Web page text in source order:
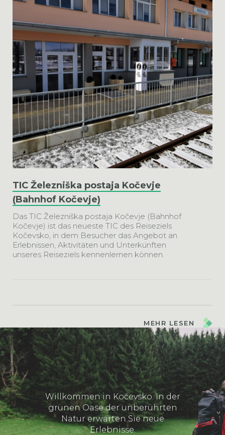
TIC Železniška postaja Kočevje
(Bahnhof Kočevje)
Das TIC Železniška postaja Kočevje (Bahnhof
Kočevje) ist das neueste TIC des Reiseziels
Kočevsko, in dem Besucher das Angebot an
Erlebnissen, Aktivitäten und Unterkünften
unseres Reiseziels kennenlernen können.
MEHR LESEN
Willkommen in Kočevsko. In der
grünen Oase der unberührten
Natur erwarten Sie neue
Erlebnisse.